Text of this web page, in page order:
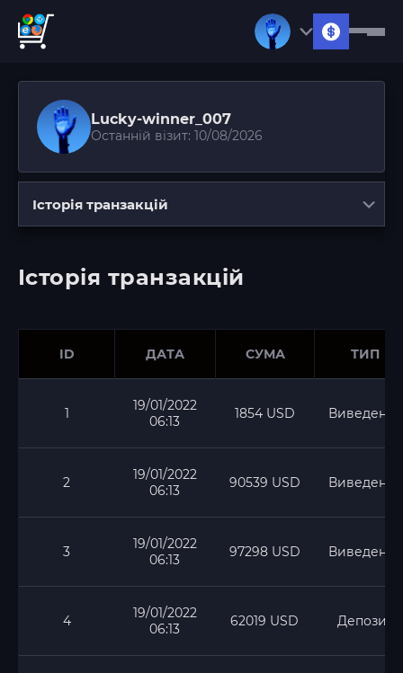
Lucky-winner_007
Останній візит: 10/08/2026
Історія транзакцій
Історія транзакцій
ID ДАТА СУМА ТИП
1
19/01/2022
06:13
1854 USD Виведення
2
19/01/2022
06:13
90539 USD Виведення
3
19/01/2022
06:13
97298 USD Виведення
4
19/01/2022
06:13
62019 USD Депозит